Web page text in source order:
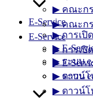
▶︎ คณะก
▶︎ คณะก
E-Service
▶︎ การเปิ
▶︎ E-
▶︎ ระบบ
▶︎ ดาวน์
E-Service
▶︎ การเปิ
▶︎ E-
▶︎ ระบบ
▶︎ ดาวน์